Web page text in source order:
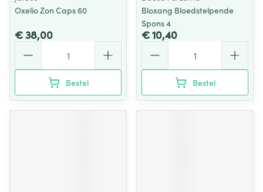
Oxelio Zon Caps 60
€ 38,00
Bestel
Bloxang Bloedstelpende
Spons 4
€ 10,40
Bestel